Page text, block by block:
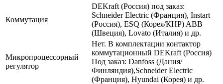
Коммутация
DEKraft (Россия) под заказ:
Schneider Electric (Франция), Instart
(Россия), ESQ (Корея/КНР) ABB
(Швеция), Lovato (Италия) и др.
Микропроцессорный
регулятор
Нет. В комплектации контактор
коммутационный DEKraft (Россия)
Под заказ: Danfoss (Дания/
Финляндия),Schneider Electric
(Франция), Hyundai (Корея) и др.